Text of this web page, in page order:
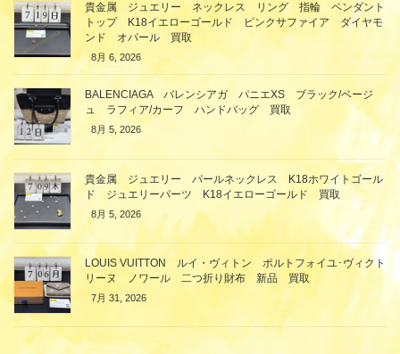
貴金属 ジュエリー ネックレス リング 指輪 ペンダント
トップ K18イエローゴールド ピンクサファイア ダイヤモ
ンド オパール 買取
8月 6, 2026
BALENCIAGA バレンシアガ パニエXS ブラック/ベージ
ュ ラフィア/カーフ ハンドバッグ 買取
8月 5, 2026
貴金属 ジュエリー パールネックレス K18ホワイトゴール
ド ジュエリーパーツ K18イエローゴールド 買取
8月 5, 2026
LOUIS VUITTON ルイ・ヴィトン ポルトフォイユ･ヴィクト
リーヌ ノワール 二つ折り財布 新品 買取
7月 31, 2026